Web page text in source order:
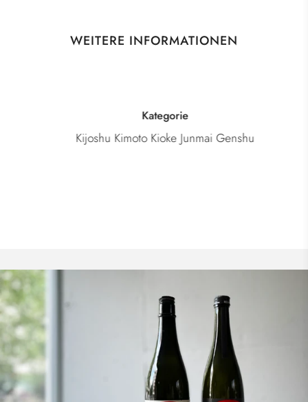
WEITERE INFORMATIONEN
Kategorie
Kijoshu Kimoto Kioke Junmai Genshu